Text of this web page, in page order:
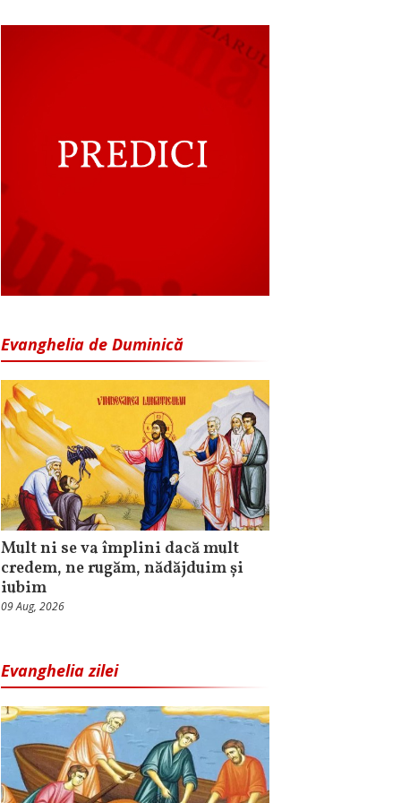
Evanghelia de Duminică
Mult ni se va împlini dacă mult
credem, ne rugăm, nădăjduim și
iubim
09 Aug, 2026
Evanghelia zilei